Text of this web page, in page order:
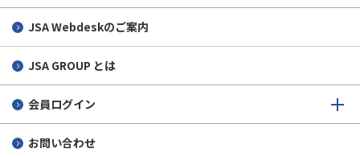
JSA Webdeskのご案内
JSA GROUP とは
会員ログイン
お問い合わせ